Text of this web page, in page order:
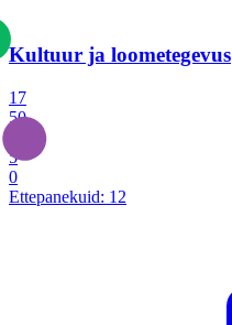
Kultuur ja loometegevus
17
50
5
0
Ettepanekuid: 12